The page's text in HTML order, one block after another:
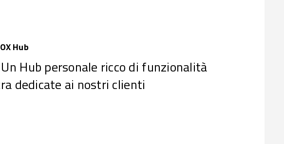
Hub
Hub personale ricco di funzionalità
dedicate ai nostri clienti